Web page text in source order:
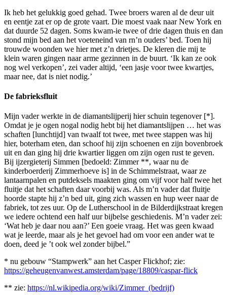
Ik heb het gelukkig goed gehad. Twee broers waren al de deur uit
en eentje zat er op de grote vaart. Die moest vaak naar New York en
dat duurde 52 dagen. Soms kwam-ie twee of drie dagen thuis en dan
stond mijn bed aan het voeteneind van rn’n ouders’ bed. Toen hij
trouwde woonden we hier met z’n drietjes. De kleren die mij te
klein waren gingen naar arme gezinnen in de buurt. ‘Ik kan ze ook
nog wel verkopen’, zei vader altijd, ‘een jasje voor twee kwartjes,
maar nee, dat is niet nodig.’
De fabrieksfluit
Mijn vader werkte in de diamantslijperij hier schuin tegenover [*].
Omdat je je ogen nogal nodig hebt bij het diamantslijpen … het was
schaften [lunchtijd] van twaalf tot twee, met twee stappen was hij
hier, boterham eten, dan schoof hij zijn schoenen en zijn bovenbroek
uit en dan ging hij drie kwartier liggen om zijn ogen rust te geven.
Bij ijzergieterij Simmen [bedoeld: Zimmer **, waar nu de
kinderboerderij Zimmerhoeve is] in de Schimmelstraat, waar ze
lantaarnpalen en putdeksels maakten ging om vijf voor half twee het
fluitje dat het schaften daar voorbij was. Als m’n vader dat fluitje
hoorde stapte hij z’n bed uit, ging zich wassen en hup weer naar de
fabriek, tot zes uur. Op de Lutherschool in de Bilderdijkstraat kregen
we iedere ochtend een half uur bijbelse geschiedenis. M’n vader zei:
‘Wat heb je daar nou aan?’ Een goeie vraag. Het was geen kwaad
wat je leerde, maar als je het gevoel had om voor een ander wat te
doen, deed je ’t ook wel zonder bijbel.”
* nu gebouw “Stampwerk” aan het Casper Flickhof; zie:
https://geheugenvanwest.amsterdam/page/18809/caspar-flick
** zie: https://nl.wikipedia.org/wiki/Zimmer_(bedrijf)